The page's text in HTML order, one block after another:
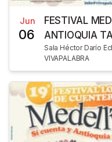
Jun
06
FESTIVAL
ANTIOQUIA
Sala Héctor Darío
VIVAPALABRA